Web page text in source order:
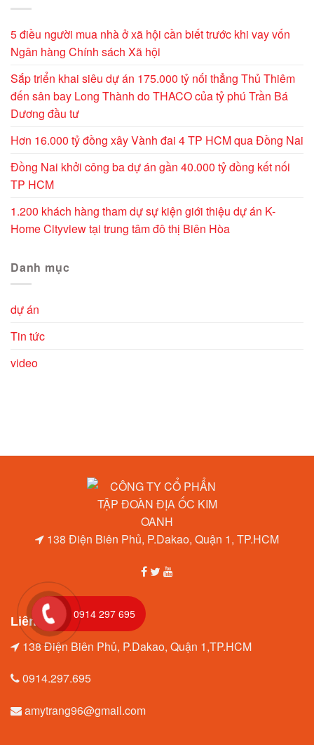
5 điều người mua nhà ở xã hội cần biết trước khi vay vốn
Ngân hàng Chính sách Xã hội
Sắp triển khai siêu dự án 175.000 tỷ nối thẳng Thủ Thiêm
đến sân bay Long Thành do THACO của tỷ phú Trần Bá
Dương đầu tư
Hơn 16.000 tỷ đồng xây Vành đai 4 TP HCM qua Đồng Nai
Đồng Nai khởi công ba dự án gần 40.000 tỷ đồng kết nối
TP HCM
1.200 khách hàng tham dự sự kiện giới thiệu dự án K-
Home Cityview tại trung tâm đô thị Biên Hòa
Danh mục
dự án
Tin tức
video
138 Điện Biên Phủ, P.Dakao, Quận 1, TP.HCM
Liên hệ
138 Điện Biên Phủ, P.Dakao, Quận 1,TP.HCM
0914.297.695
amytrang96@gmail.com
0914 297 695